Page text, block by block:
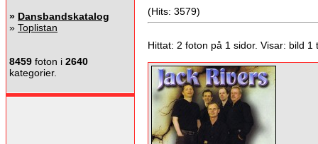
» Dansbandskatalog
» Toplistan
8459 foton i 2640
kategorier.
(Hits: 3579)
Hittat: 2 foton på 1 sidor. Visar: bild 1